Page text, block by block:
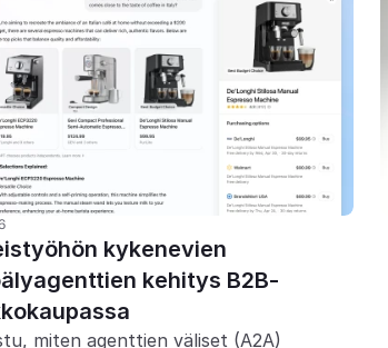
kykenevien
kehitys B2B-
miten agenttien väliset (A2A)